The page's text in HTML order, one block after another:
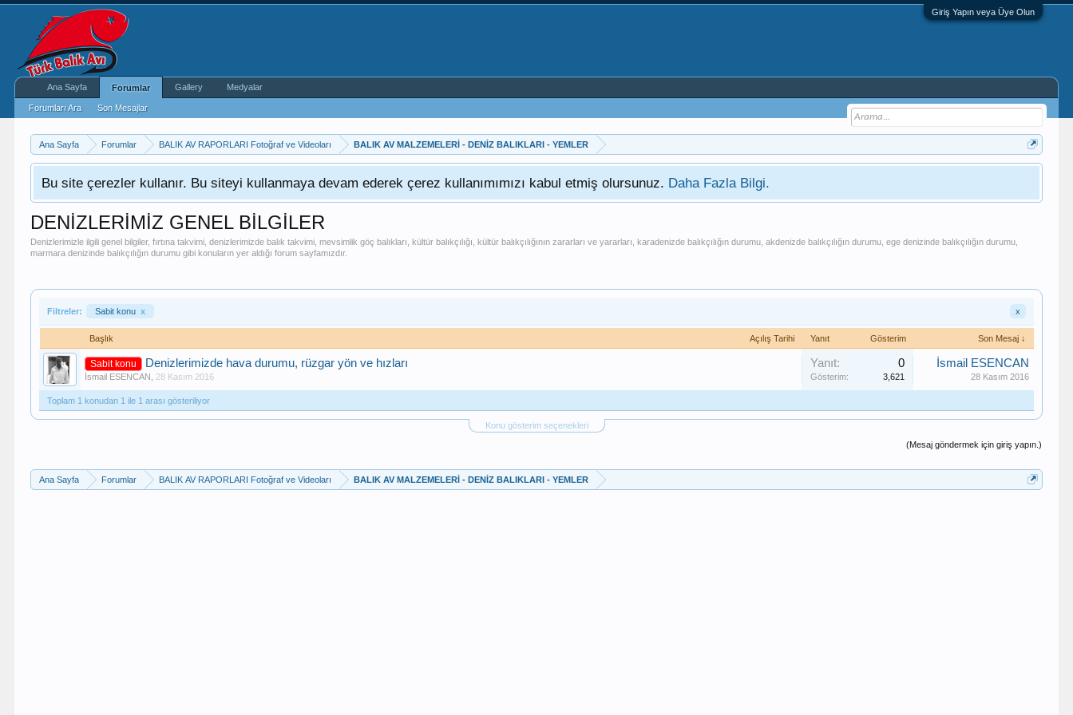
Giriş Yapın veya Üye Olun
Ana Sayfa Forumlar BALIK AV RAPORLARI Fotoğraf ve Videoları BALIK AV MALZEMELERİ - DENİZ BALIKLARI - YEMLER
Bu site çerezler kullanır. Bu siteyi kullanmaya devam ederek çerez kullanımımızı kabul etmiş olursunuz. Daha Fazla Bilgi.
DENİZLERİMİZ GENEL BİLGİLER
Denizlerimizle ilgili genel bilgiler, fırtına takvimi, denizlerimizde balık takvimi, mevsimlik göç balıkları, kültür balıkçılığı, kültür balıkçılığının zararları ve yararları, karadenizde balıkçılığın durumu, akdenizde balıkçılığın durumu, ege denizinde balıkçılığın durumu,
marmara denizinde balıkçılığın durumu gibi konuların yer aldığı forum sayfamızdır.
Filtreler: Sabit konu x x
Başlık Açılış Tarihi Yanıt Gösterim Son Mesaj ↓
Sabit konu Denizlerimizde hava durumu, rüzgar yön ve hızları
İsmail ESENCAN 28 Kasım 2016
Yanıt: 0
Gösterim: 3,621
İsmail ESENCAN
28 Kasım 2016
Toplam 1 konudan 1 ile 1 arası gösteriliyor
Konu gösterim seçenekleri
(Mesaj göndermek için giriş yapın.)
Ana Sayfa Forumlar BALIK AV RAPORLARI Fotoğraf ve Videoları BALIK AV MALZEMELERİ - DENİZ BALIKLARI - YEMLER
Ana Sayfa Forumlar
Forumları Ara Son Mesajlar
Gallery Medyalar